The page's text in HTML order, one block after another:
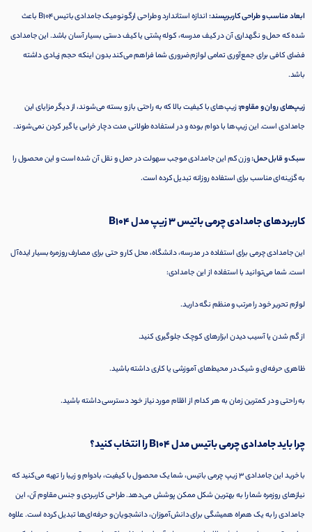
ابعاد مناسب و طراحی کاربرپسند:
اندازه استاندارد و طراحی ارگونومیک جامدادی باتیس B104 باعث
شده که حمل و نگهداری آن در کیف مدرسه، کوله پشتی یا کیف دستی بسیار آسان باشد. این جامدادی
فضای کافی برای جمع‌آوری تمامی لوازم ضروری شما فراهم می‌کند بدون اینکه حجم زیادی داشته
باشد.
زیپ‌های روان و مقاوم:زیپ‌های با کیفیت بالا که به راحتی باز و بسته می‌شوند، از دیگر مزایای این
جامدادی است. این زیپ‌ها با دوام بوده و در استفاده طولانی مدت دچار خرابی یا گیر کردن نمی‌شوند.
سبک و قابل حمل:وزن کم این جامدادی موجب سهولت در حمل و نقل آن شده است و این محصول را
به گزینه‌ای مناسب برای استفاده روزانه تبدیل کرده است.
کاربردهای جامدادی چرمی باتیس 3 زیپ مدل B104
این جامدادی چرمی برای استفاده در مدرسه، دانشگاه، محل کار و حتی برای مصارف روزمره بسیار ایده‌آل
است. شما می‌توانید با استفاده از این جامدادی:
لوازم تحریر خود را مرتب و منظم نگه دارید.
از گم شدن یا آسیب دیدن ابزارهای کوچک جلوگیری کنید.
ظاهری حرفه‌ای و شیک در محیط‌های آموزشی یا کاری داشته باشید.
به راحتی و در کمترین زمان به هر کدام از اقلام مورد نیاز خود دسترسی داشته باشید.
چرا باید جامدادی چرمی باتیس مدل B104 را انتخاب کنید؟
با خرید این جامدادی 3 زیپ چرمی باتیس، شما یک محصول با کیفیت، بادوام و زیبا را تهیه می‌کنید که
نیازهای روزمره شما را به بهترین شکل ممکن پوشش می‌دهد. طراحی کاربردی و جنس مقاوم آن، این
جامدادی را به یک همراه همیشگی برای دانش‌آموزان، دانشجویان و حرفه‌ای‌ها تبدیل کرده است. علاوه